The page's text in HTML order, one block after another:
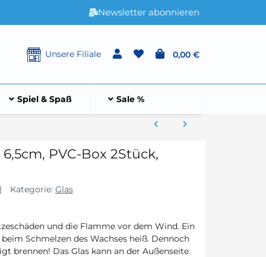
Newsletter abonnieren
Unsere Filiale 0,00 €
Spiel & Spaß Sale %
PVC-Box 2Stück,
Kategorie: Glas
und die Flamme vor dem Wind. Ein
Schmelzen des Wachses heiß. Dennoch
brennen! Das Glas kann an der Außenseite